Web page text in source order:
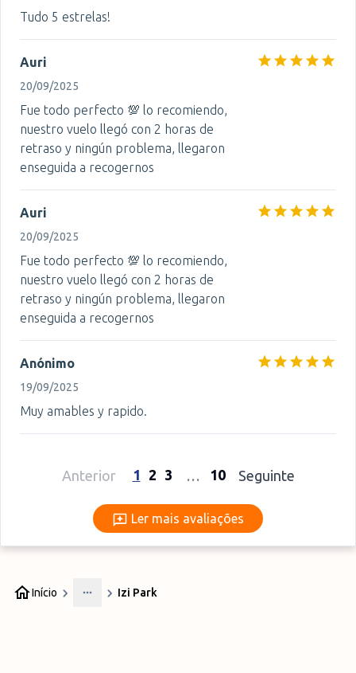
Tudo 5 estrelas!
Auri
20/09/2025
Fue todo perfecto 💯 lo recomiendo,
nuestro vuelo llegó con 2 horas de
retraso y ningún problema, llegaron
enseguida a recogernos
Auri
20/09/2025
Fue todo perfecto 💯 lo recomiendo,
nuestro vuelo llegó con 2 horas de
retraso y ningún problema, llegaron
enseguida a recogernos
Anónimo
19/09/2025
Muy amables y rapido.
Anterior 1 2 3 … 10 Seguinte
Ler mais avaliações
Ler mais avaliações
Início
More
Izi Park